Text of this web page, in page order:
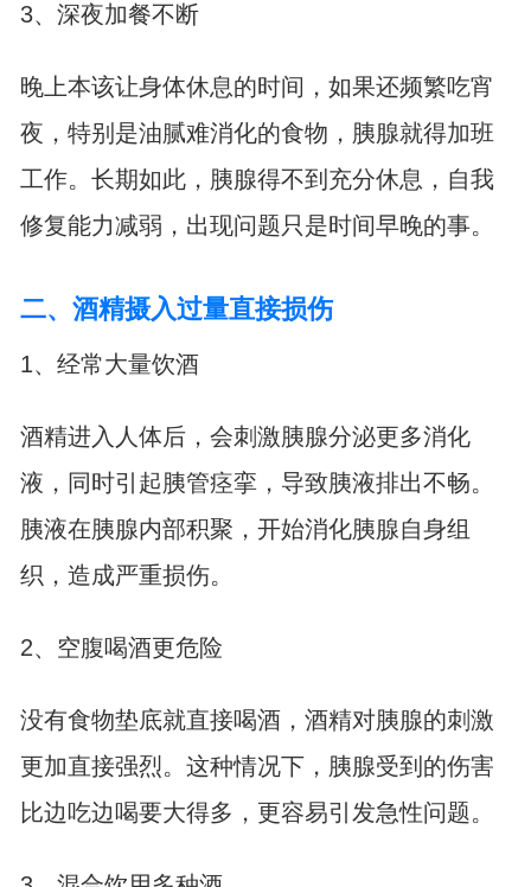
3、深夜加餐不断
晚上本该让身体休息的时间，如果还频繁吃宵
夜，特别是油腻难消化的食物，胰腺就得加班
工作。长期如此，胰腺得不到充分休息，自我
修复能力减弱，出现问题只是时间早晚的事。
二、酒精摄入过量直接损伤
1、经常大量饮酒
酒精进入人体后，会刺激胰腺分泌更多消化
液，同时引起胰管痉挛，导致胰液排出不畅。
胰液在胰腺内部积聚，开始消化胰腺自身组
织，造成严重损伤。
2、空腹喝酒更危险
没有食物垫底就直接喝酒，酒精对胰腺的刺激
更加直接强烈。这种情况下，胰腺受到的伤害
比边吃边喝要大得多，更容易引发急性问题。